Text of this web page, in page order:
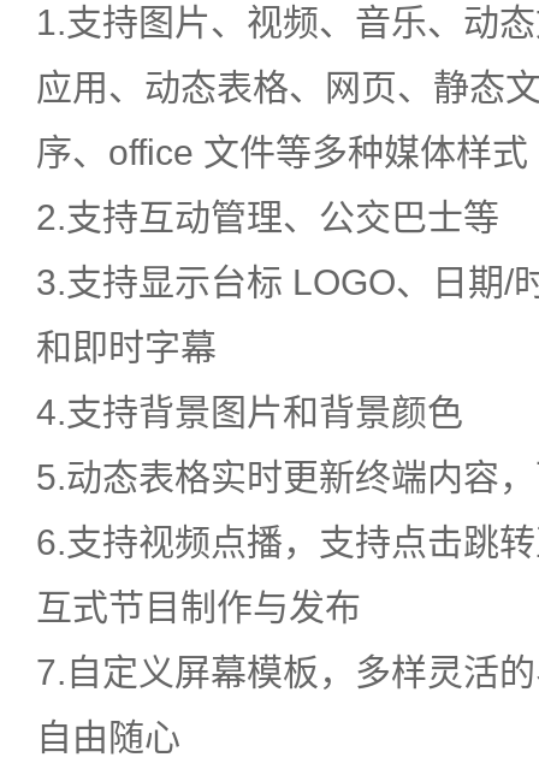
1.支持图片、视频、音乐、动
应用、动态表格、网页、静态
序、office 文件等多种媒体样式
2.支持互动管理、公交巴士等
3.支持显示台标 LOGO、日期/
和即时字幕
4.支持背景图片和背景颜色
5.动态表格实时更新终端内容
6.支持视频点播，支持点击跳
互式节目制作与发布
7.自定义屏幕模板，多样灵活
自由随心